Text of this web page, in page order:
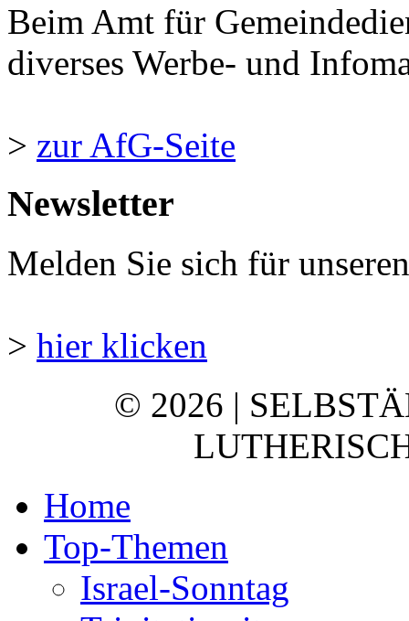
Beim Amt für
diverses Werbe- und
> zur AfG-Seite
Newsletter
Melden Sie sich für
> hier klicken
© 2026 |
Home
Top-Themen
Israel-Sonntag